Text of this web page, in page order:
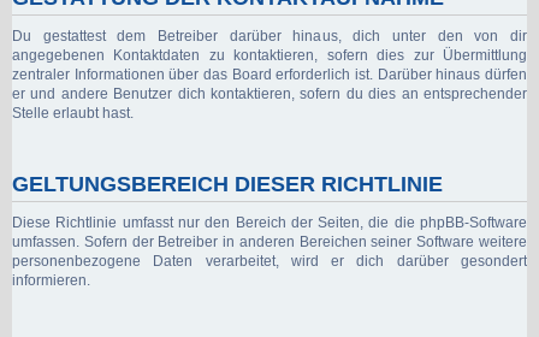
Du gestattest dem Betreiber darüber hinaus, dich unter den von dir
angegebenen Kontaktdaten zu kontaktieren, sofern dies zur Übermittlung
zentraler Informationen über das Board erforderlich ist. Darüber hinaus dürfen
er und andere Benutzer dich kontaktieren, sofern du dies an entsprechender
Stelle erlaubt hast.
GELTUNGSBEREICH DIESER RICHTLINIE
Diese Richtlinie umfasst nur den Bereich der Seiten, die die phpBB-Software
umfassen. Sofern der Betreiber in anderen Bereichen seiner Software weitere
personenbezogene Daten verarbeitet, wird er dich darüber gesondert
informieren.